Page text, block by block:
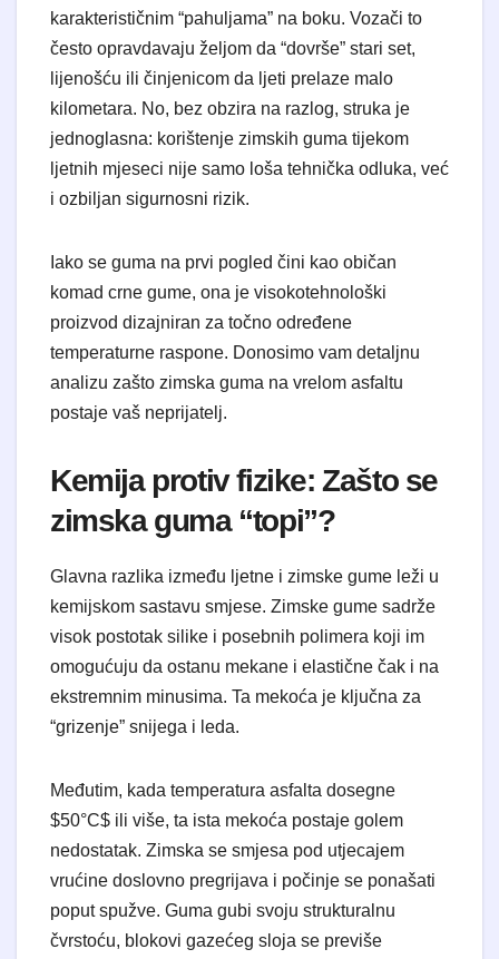
karakterističnim “pahuljama” na boku. Vozači to
često opravdavaju željom da “dovrše” stari set,
lijenošću ili činjenicom da ljeti prelaze malo
kilometara. No, bez obzira na razlog, struka je
jednoglasna: korištenje zimskih guma tijekom
ljetnih mjeseci nije samo loša tehnička odluka, već
i ozbiljan sigurnosni rizik.
Iako se guma na prvi pogled čini kao običan
komad crne gume, ona je visokotehnološki
proizvod dizajniran za točno određene
temperaturne raspone. Donosimo vam detaljnu
analizu zašto zimska guma na vrelom asfaltu
postaje vaš neprijatelj.
Kemija protiv fizike: Zašto se
zimska guma “topi”?
Glavna razlika između ljetne i zimske gume leži u
kemijskom sastavu smjese. Zimske gume sadrže
visok postotak silike i posebnih polimera koji im
omogućuju da ostanu mekane i elastične čak i na
ekstremnim minusima. Ta mekoća je ključna za
“grizenje” snijega i leda.
Međutim, kada temperatura asfalta dosegne
$50°C$ ili više, ta ista mekoća postaje golem
nedostatak. Zimska se smjesa pod utjecajem
vrućine doslovno pregrijava i počinje se ponašati
poput spužve. Guma gubi svoju strukturalnu
čvrstoću, blokovi gazećeg sloja se previše